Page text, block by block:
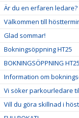
Är du en erfaren ledare?
Välkommen till
Glad sommar!
Bokningsöppning HT25
BOKNINGSÖPPNING HT25
Information om
Vi söker parkourledare
Vill du göra skillnad i